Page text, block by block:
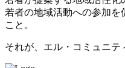
若者の地域活動への参加を
こと。
それが、エル・コミュニテ